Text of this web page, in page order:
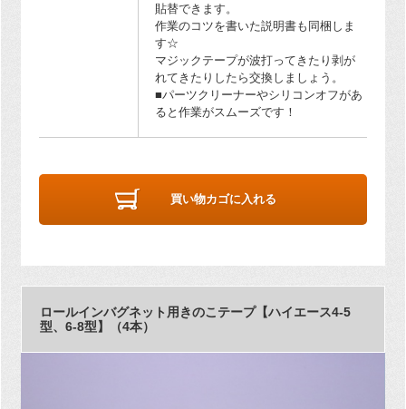
貼替できます。
作業のコツを書いた説明書も同梱しま
す☆
マジックテープが波打ってきたり剥が
れてきたりしたら交換しましょう。
■パーツクリーナーやシリコンオフがあ
ると作業がスムーズです！
買い物カゴに入れる
ロールインバグネット用きのこテープ【ハイエース4-5
型、6-8型】（4本）